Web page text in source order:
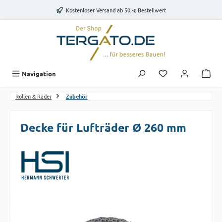
Zum Hauptinhalt springenKostenloser Versand ab 50,-€ Bestellwert
Navigation Du hast 0
Rollen & Räder Zubehör
Decke für Lufträder Ø 260 mm